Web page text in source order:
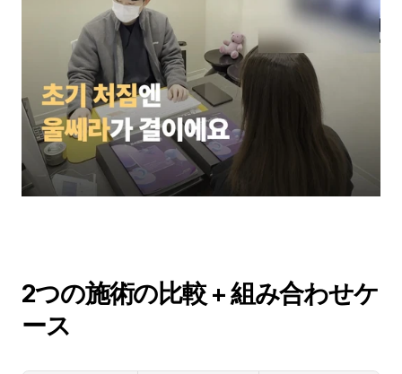
2つの施術の比較 + 組み合わせケ
ース